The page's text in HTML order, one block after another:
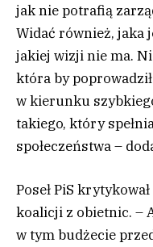
jak nie potrafią
Widać również, jaka
jakiej wizji nie ma.
która by
w kierunku
takiego, który
społeczeństwa –
Poseł PiS
koalicji z obietnic. –
w tym budżecie